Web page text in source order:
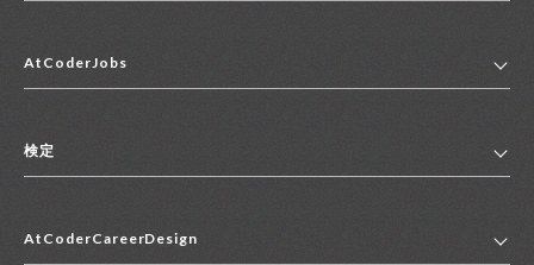
コンテスト一覧
便利リンク集
AtCoderJobs
2027年新卒採用求人一覧
中途採用求人一覧
検定
マイページ
AtCoderCareerDesign